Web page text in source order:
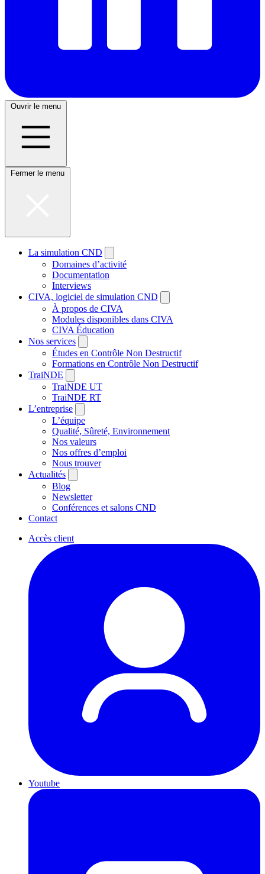
Ouvrir le menu
Fermer le menu
La simulation CND
Domaines d’activité
Documentation
Interviews
CIVA, logiciel de simulation CND
À propos de CIVA
Modules disponibles dans CIVA
CIVA Éducation
Nos services
Études en Contrôle Non Destructif
Formations en Contrôle Non Destructif
TraiNDE
TraiNDE UT
TraiNDE RT
L’entreprise
L’équipe
Qualité, Sûreté, Environnement
Nos valeurs
Nos offres d’emploi
Nous trouver
Actualités
Blog
Newsletter
Conférences et salons CND
Contact
Accès client
Youtube